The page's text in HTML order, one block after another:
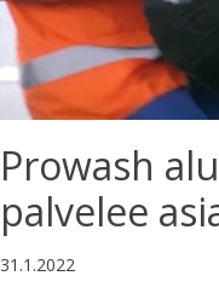
Prowash
palvelee
31.1.2022